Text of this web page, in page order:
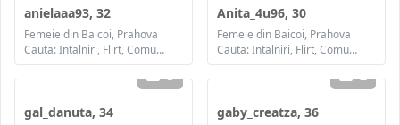
anielaaa93, 32
Femeie din Baicoi, Prahova
Cauta: Intalniri, Flirt, Comunicare / chat, Prietenie, Casatorie
Anita_4u96, 30
Femeie din Baicoi, Prahova
Cauta: Intalniri, Flirt, Comunicare / chat, Prietenie, Casatorie
3
gal_danuta, 34
2
gaby_creatza, 36